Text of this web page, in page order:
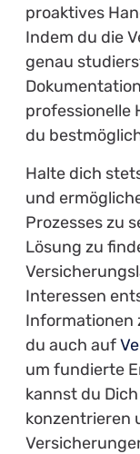
proaktives
Indem du die
genau
professionelle
du
Halte dich
und
Prozesses zu
Lösung zu
Interessen
Informationen
du auch auf
um fundierte
kannst du
konzentrieren